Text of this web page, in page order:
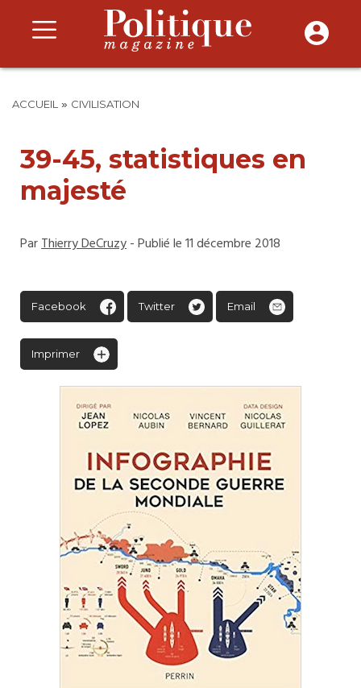
ACCUEIL » CIVILISATION
39-45, statistiques en
majesté
ParThierry DeCruzy- Publié le 11 décembre 2018
Facebook Twitter Email
Imprimer